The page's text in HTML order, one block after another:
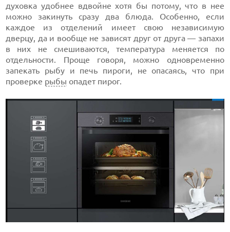
духовка удобнее вдвойне хотя бы потому, что в нее
можно закинуть сразу два блюда. Особенно, если
каждое из отделений имеет свою независимую
дверцу, да и вообще не зависят друг от друга — запахи
в них не смешиваются, температура меняется по
отдельности. Проще говоря, можно одновременно
запекать рыбу и печь пироги, не опасаясь, что при
проверке рыбы опадет пирог.